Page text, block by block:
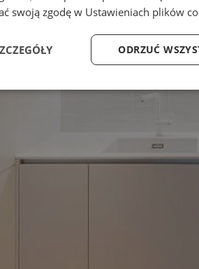
swoją zgodę w Ustawieniach plików
ODRZUĆ
Wydajność
cookie umożliwiają korzystanie z podstawowych